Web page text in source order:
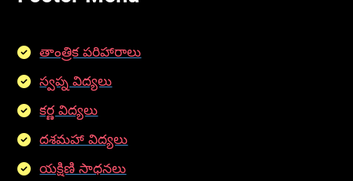
తాంత్రిక పరిహారాలు
స్వప్న విద్యలు
కర్ణ విద్యలు
దశమహా విద్యలు
యక్షిణి సాధనలు